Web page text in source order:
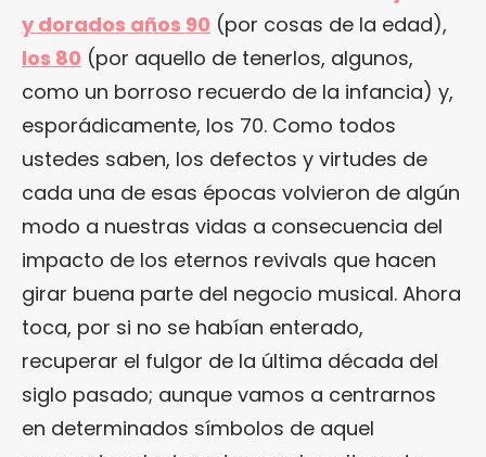
y dorados años 90 (por cosas de la edad),
los 80 (por aquello de tenerlos, algunos,
como un borroso recuerdo de la infancia) y,
esporádicamente, los 70. Como todos
ustedes saben, los defectos y virtudes de
cada una de esas épocas volvieron de algún
modo a nuestras vidas a consecuencia del
impacto de los eternos revivals que hacen
girar buena parte del negocio musical. Ahora
toca, por si no se habían enterado,
recuperar el fulgor de la última década del
siglo pasado; aunque vamos a centrarnos
en determinados símbolos de aquel